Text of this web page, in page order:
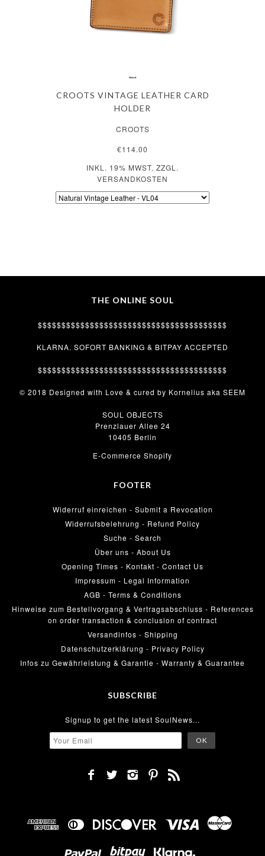
CROOTS VINTAGE LEATHER CARD
HOLDER
CROOTS
€114.00
INKL. 19% MWST. ZZGL.
VERSANDKOSTEN
THE ONLINE SOUL
$$$$$$$$$$$$$$$$$$$$$$$$$$$$$$$$$$$$$$$$
KLARNA. SOFORT BANKING & BITPAY ACCEPTED
$$$$$$$$$$$$$$$$$$$$$$$$$$$$$$$$$$$$$$$$
© 2018 Designed with Love & cured by Kornelius aka SEEM
SOUL OBJECTS
Prenzlauer Allee 24
10405 Berlin
E-Commerce Shopify
FOOTER
Widerruf einreichen - Submit a Revocation
Widerrufsbelehrung - Refund Policy
Suche - Search
Über uns - About Us
Opening Times - Kontakt - Contact Us
Impressum - Legal Information
AGB - Terms & Conditions
Hinweise zum Bestellvorgang & Vertragsabschluss - References
on order transaction & conclusion of contract
Versandinfos - Shipping
Datenschutzerklärung - Privacy Policy
Infos zu Gewährleistung & Garantie - Warranty & Guarantee
SUBSCRIBE
Signup to get the latest SoulNews...